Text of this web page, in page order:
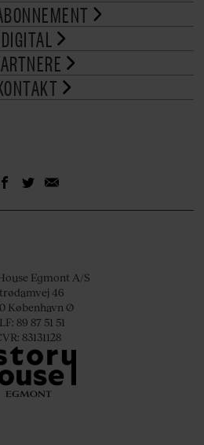
DIGITAL
Egmont A/S
46
København Ø
89 87 51 51
83131128